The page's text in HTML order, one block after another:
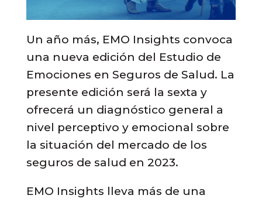
Un año más, EMO Insights convoca
una nueva edición del Estudio de
Emociones en Seguros de Salud. La
presente edición será la sexta y
ofrecerá un diagnóstico general a
nivel perceptivo y emocional sobre
la situación del mercado de los
seguros de salud en 2023.
EMO Insights lleva más de una